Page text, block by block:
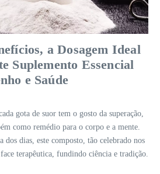
a Dosagem Ideal
Suplemento Essencial
e Saúde
gota de suor tem o gosto da superação,
como remédio para o corpo e a mente.
dos dias, este composto, tão celebrado nos
terapêutica, fundindo ciência e tradição.